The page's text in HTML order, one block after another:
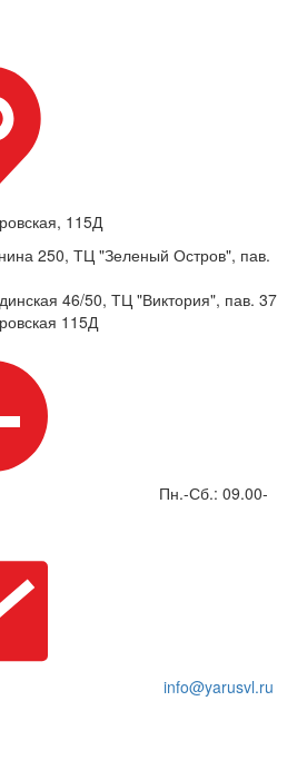
115Д
250, ТЦ "Зеленый Остров", пав.
46/50, ТЦ "Виктория", пав. 37
115Д
Пн.-Сб.: 09.00-
info@yarusvl.ru